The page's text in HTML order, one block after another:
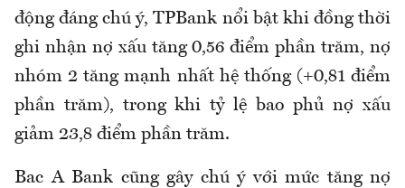
động đáng chú ý, TPBank nổi bật khi đồng thời
ghi nhận nợ xấu tăng 0,56 điểm phần trăm, nợ
nhóm 2 tăng mạnh nhất hệ thống (+0,81 điểm
phần trăm), trong khi tỷ lệ bao phủ nợ xấu
giảm 23,8 điểm phần trăm.
Bac A Bank cũng gây chú ý với mức tăng nợ